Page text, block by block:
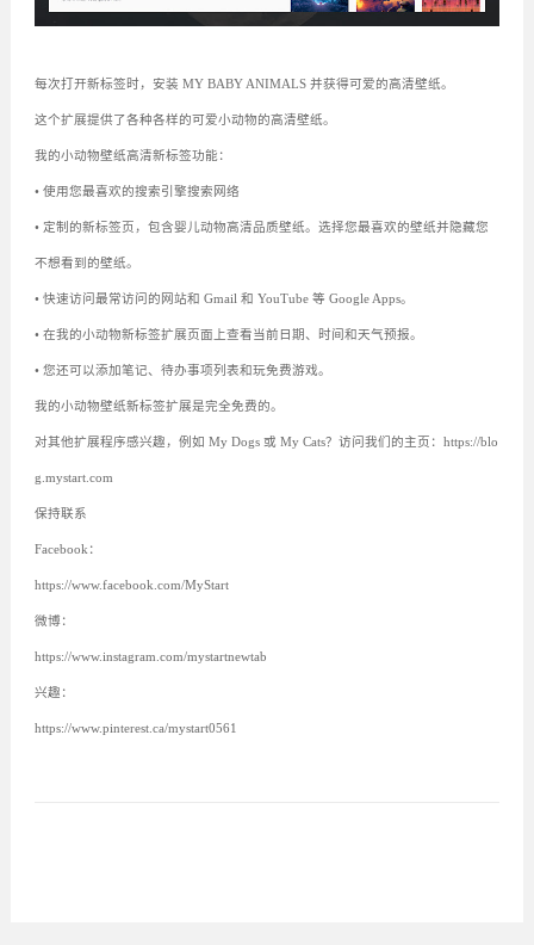
每次打开新标签时，安装 MY BABY ANIMALS 并获得可爱的高清壁纸。
这个扩展提供了各种各样的可爱小动物的高清壁纸。
我的小动物壁纸高清新标签功能：
• 使用您最喜欢的搜索引擎搜索网络
• 定制的新标签页，包含婴儿动物高清品质壁纸。选择您最喜欢的壁纸并隐藏您
不想看到的壁纸。
• 快速访问最常访问的网站和 Gmail 和 YouTube 等 Google Apps。
• 在我的小动物新标签扩展页面上查看当前日期、时间和天气预报。
• 您还可以添加笔记、待办事项列表和玩免费游戏。
我的小动物壁纸新标签扩展是完全免费的。
对其他扩展程序感兴趣，例如 My Dogs 或 My Cats？访问我们的主页：https://blo
g.mystart.com
保持联系
Facebook：
https://www.facebook.com/MyStart
微博：
https://www.instagram.com/mystartnewtab
兴趣：
https://www.pinterest.ca/mystart0561